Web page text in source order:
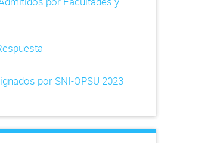
por SNI-OPSU 2023